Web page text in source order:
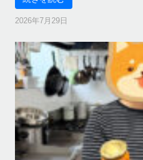
2026年7月29日